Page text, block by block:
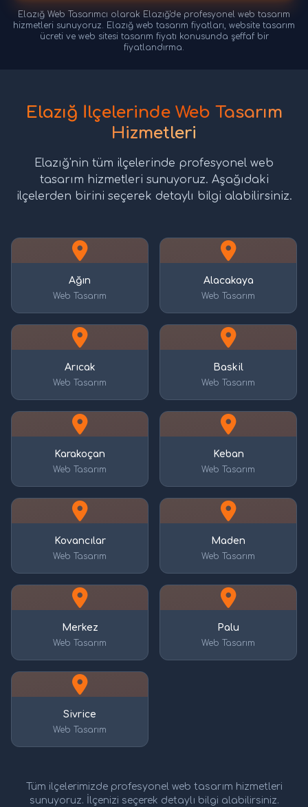
Elazığ Web Tasarımcı olarak Elazığ'de profesyonel web tasarım
hizmetleri sunuyoruz. Elazığ web tasarım fiyatları, website tasarım
ücreti ve web sitesi tasarım fiyatı konusunda şeffaf bir
fiyatlandırma.
Elazığ İlçelerinde Web Tasarım
Hizmetleri
Elazığ'nin tüm ilçelerinde profesyonel web
tasarım hizmetleri sunuyoruz. Aşağıdaki
ilçelerden birini seçerek detaylı bilgi alabilirsiniz.
Ağın
Web Tasarım
Alacakaya
Web Tasarım
Arıcak
Web Tasarım
Baskil
Web Tasarım
Karakoçan
Web Tasarım
Keban
Web Tasarım
Kovancılar
Web Tasarım
Maden
Web Tasarım
Merkez
Web Tasarım
Palu
Web Tasarım
Sivrice
Web Tasarım
Tüm ilçelerimizde profesyonel web tasarım hizmetleri
sunuyoruz. İlçenizi seçerek detaylı bilgi alabilirsiniz.